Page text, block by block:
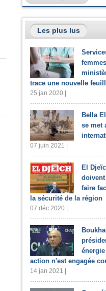
Les plus lus
trace une nouvelle
25 jan 2020 |
Bella
se met
07 juin 2021 |
El
faire
la sécurité de la région
07 déc 2020 |
action n'est engagée
14 jan 2021 |